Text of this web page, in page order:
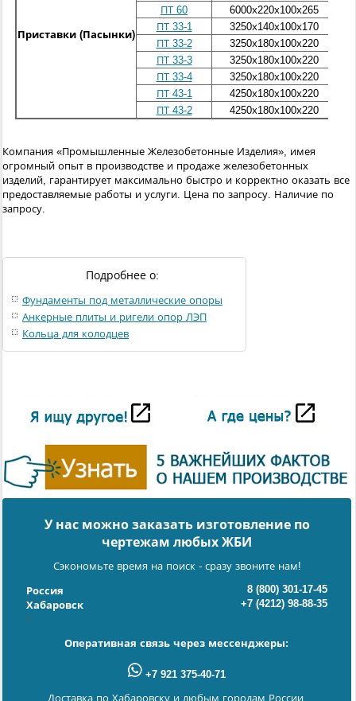
Приставки (Пасынки)
ПТ 60
6000х220х100х265
ПТ 33-1
3250х140х100х170
ПТ 33-2 3250х180х100х220
ПТ 33-3 3250х180х100х220
ПТ 33-4 3250х180х100х220
ПТ 43-1
4250х180х100х220
ПТ 43-2
4250х180х100х220
Компания «Промышленные Железобетонные Изделия», имея
огромный опыт в производстве и продаже железобетонных
изделий, гарантирует максимально быстро и корректно оказать все
предоставляемые работы и услуги. Цена по запросу. Наличие по
запросу.
Подробнее о:
Фундаменты под металлические опоры
Анкерные плиты и ригели опор ЛЭП
Кольца для колодцев
У нас можно заказать изготовление по
чертежам любых ЖБИ
Сэкономьте время на поиск - сразу звоните нам!
Россия
8 (800) 301-17-45
Хабаровск
+7 (4212) 98-88-35
Оперативная связь через мессенджеры:
+7 921 375-40-71
Доставка по Хабаровску и любым городам России.